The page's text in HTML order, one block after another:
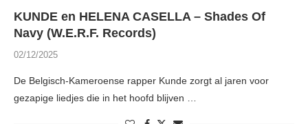
KUNDE en HELENA CASELLA – Shades Of
Navy (W.E.R.F. Records)
02/12/2025
De Belgisch-Kameroense rapper Kunde zorgt al jaren voor
gezapige liedjes die in het hoofd blijven …